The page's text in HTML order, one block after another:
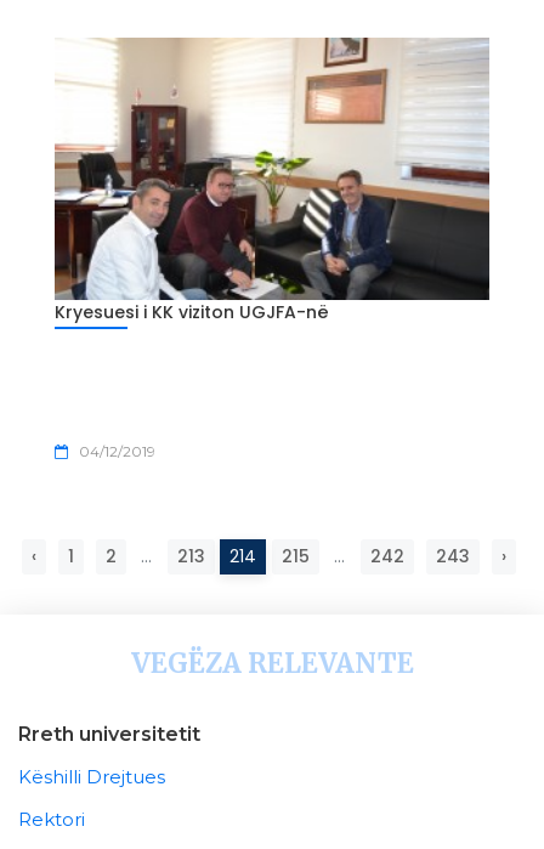
Kryesuesi i KK viziton UGJFA-në
04/12/2019
‹ 1 2 ... 213 214 215 ... 242 243 ›
VEGËZA RELEVANTE
Rreth universitetit
Këshilli Drejtues
Rektori